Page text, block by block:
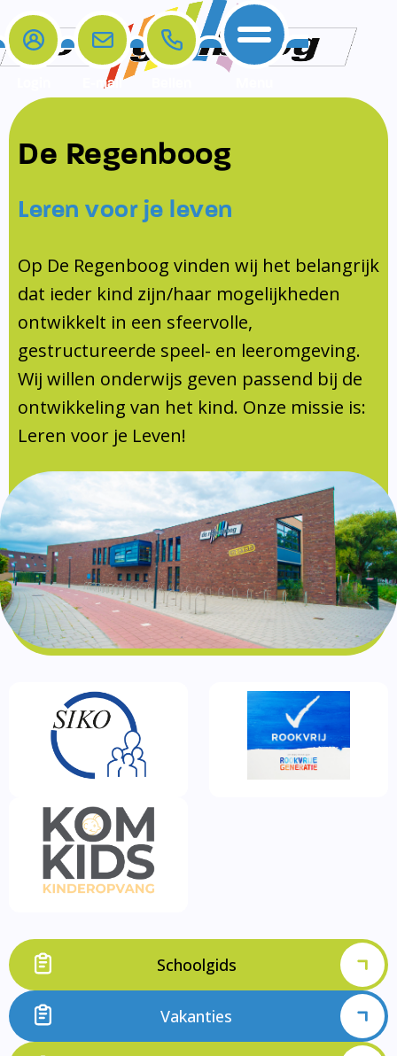
Home
De school
Opleiding en Stage
KomKids
Schoolvakanties
Ouderraad
Medezeggenschapsraad
Documentatie
Formulieren
SIKO
Ouders
Ouders
Contact
Contact
Contact
Samenwerkingen
Samenwerkingen
Schoollogopedist
E-mail
De Regenboog
Leren voor je leven
Op De Regenboog vinden wij het belangrijk
dat ieder kind zijn/haar mogelijkheden
ontwikkelt in een sfeervolle,
gestructureerde speel- en leeromgeving.
Wij willen onderwijs geven passend bij de
ontwikkeling van het kind. Onze missie is:
Leren voor je Leven!
Schoolgids
Vakanties